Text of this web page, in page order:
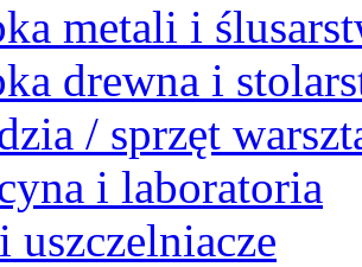
metali i
drewna i
/ sprzęt
i laboratoria
uszczelniacze